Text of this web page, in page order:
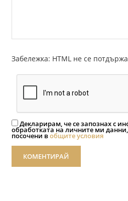
Забележка: HTML не се
Декларирам, че се запознах с
обработката на личните ми
посочени вобщите условия
КОМЕНТИРАЙ